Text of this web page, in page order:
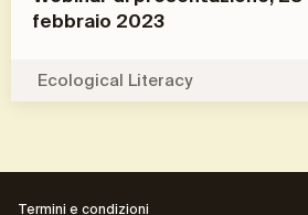
febbraio 2023
Ecological Literacy
Termini e condizioni